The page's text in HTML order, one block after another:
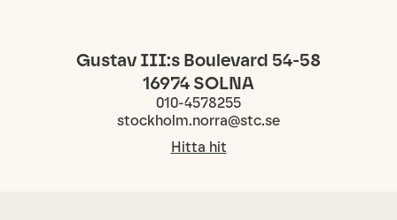
Gustav III:s Boulevard 54-58
16974 SOLNA
010-4578255
stockholm.norra@stc.se
Hitta hit